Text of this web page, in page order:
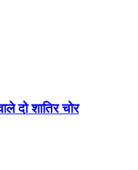
दो शातिर चोर